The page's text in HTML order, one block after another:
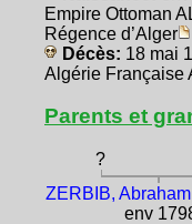
Empire Ottoman
Régence d’Alger
Décès: 18 mai
Algérie Française
Parents et
?
ZERBIB,
env